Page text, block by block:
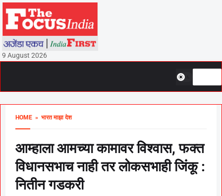
9 August 2026
HOME » भारत माझा देश
आम्हाला आमच्या कामावर विश्वास, फक्त
विधानसभाच नाही तर लोकसभाही जिंकू :
नितीन गडकरी